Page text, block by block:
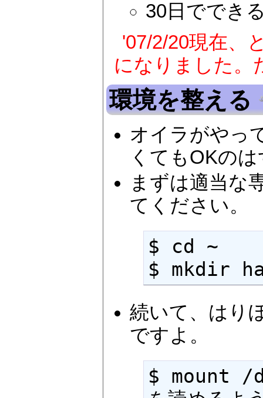
30日ででき
'07/2/20現在、
になりました。
環境を整える
オイラがやっ
くてもOKの
まずは適当な
てください。
$ cd ~
$ mkdir
続いて、はり
ですよ。
$ mount